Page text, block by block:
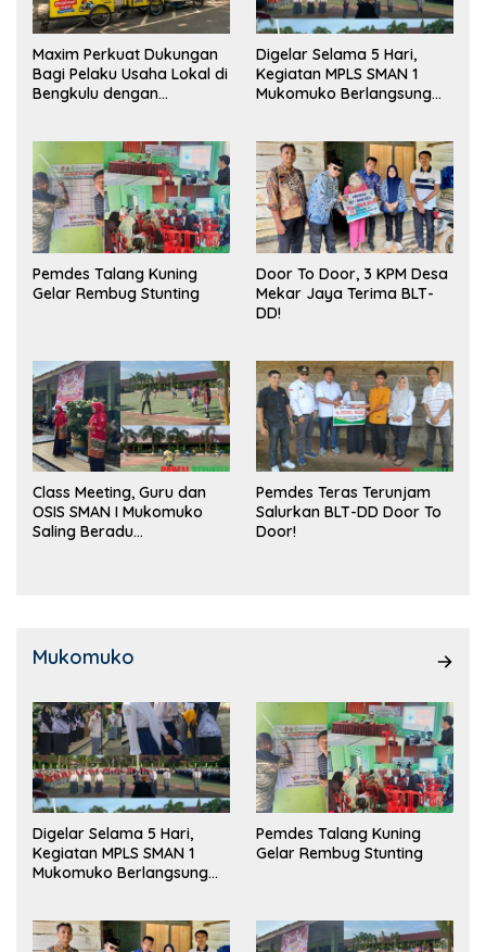
Maxim Perkuat Dukungan
Bagi Pelaku Usaha Lokal di
Bengkulu dengan
Pasar
Digelar Selama 5 Hari,
Kegiatan MPLS SMAN 1
Mukomuko Berlangsung
Pemdes Talang Kuning
Gelar Rembug Stunting
Door To Door, 3 KPM Desa
Mekar Jaya Terima BLT-
DD!
Class Meeting, Guru dan
OSIS SMAN I Mukomuko
Saling Beradu
Pemdes Teras Terunjam
Salurkan BLT-DD Door To
Door!
Mukomuko
Digelar Selama 5 Hari,
Kegiatan MPLS SMAN 1
Mukomuko Berlangsung
Pemdes Talang Kuning
Gelar Rembug Stunting